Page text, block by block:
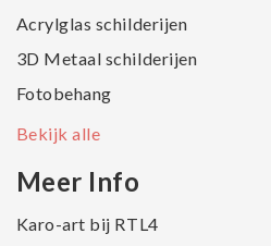
Acrylglas schilderijen
3D Metaal schilderijen
Fotobehang
Bekijk alle
Meer Info
Karo-art bij RTL4